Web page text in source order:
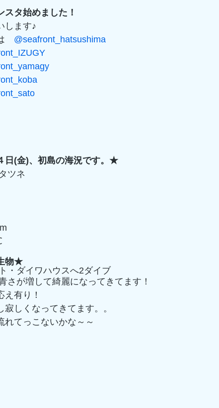
スタ始めました！
します♪
@seafront_hatsushima
日(金)、初島の海況です。★
ツネ
物★
・ダイワハウスへ2ダイブ
さが増して綺麗になってきてます！
え有り！
寂しくなってきてます。。
れてっこないかな～～